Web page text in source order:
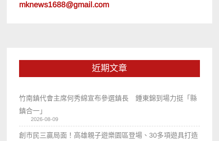
mknews1688@gmail.com
近期文章
竹南鎮代會主席何秀綿宣布參選鎮長 鍾東錦到場力挺「縣
鎮合一」
2026-08-09
創市民三贏局面！高雄親子遊樂園區登場、30多項遊具打造